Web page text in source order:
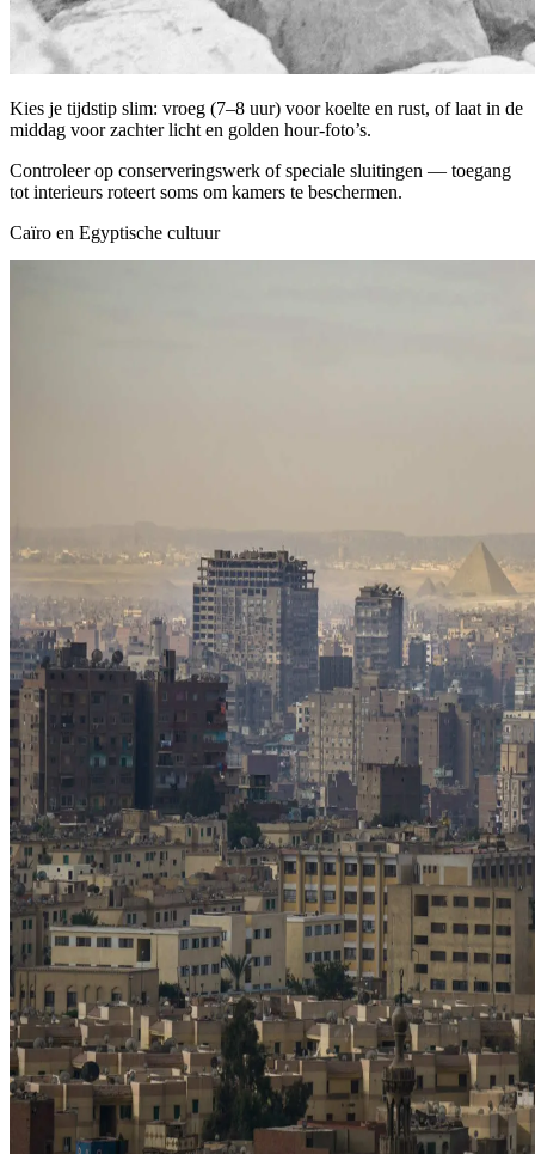
Kies je tijdstip slim: vroeg (7–8 uur) voor koelte en rust, of laat in de
middag voor zachter licht en golden hour-foto’s.
Controleer op conserveringswerk of speciale sluitingen — toegang
tot interieurs roteert soms om kamers te beschermen.
Caïro en Egyptische cultuur